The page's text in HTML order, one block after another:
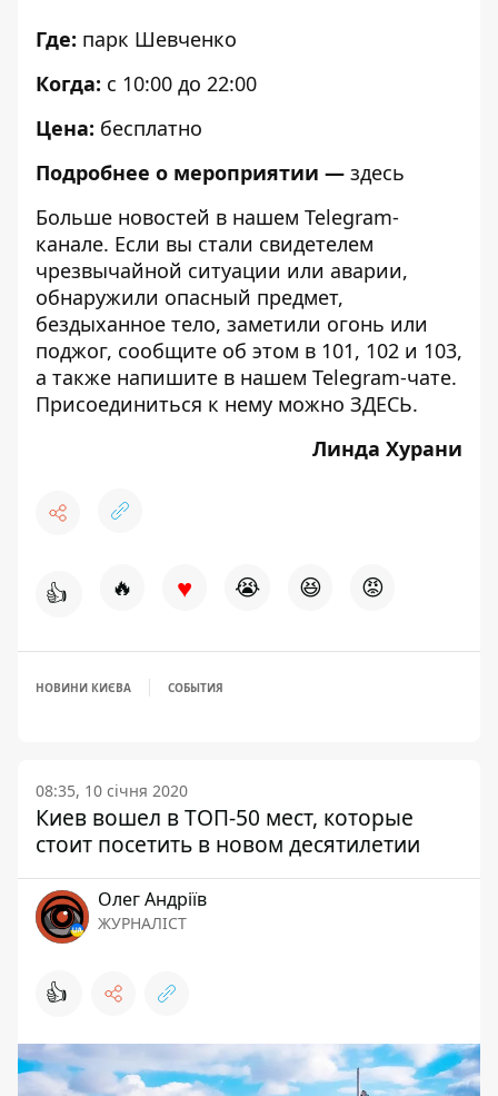
Где: парк Шевченко
Когда: с 10:00 до 22:00
Цена: бесплатно
Подробнее о мероприятии — здесь
Больше новостей в нашем Telegram-
канале. Если вы стали свидетелем
чрезвычайной ситуации или аварии,
обнаружили опасный предмет,
бездыханное тело, заметили огонь или
поджог, сообщите об этом в 101, 102 и 103,
а также напишите в нашем Telegram-чате.
Присоединиться к нему можно ЗДЕСЬ.
Линда Хурани
👍 🔥 ♥ 😭 😆 😡
НОВИНИ КИЄВА СОБЫТИЯ
08:35, 10 січня 2020
Киев вошел в ТОП-50 мест, которые
стоит посетить в новом десятилетии
Олег Андріїв
ЖУРНАЛІСТ
👍